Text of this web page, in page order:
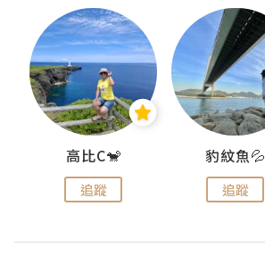
高比C🐒
追蹤
豹紋魚💦
追蹤